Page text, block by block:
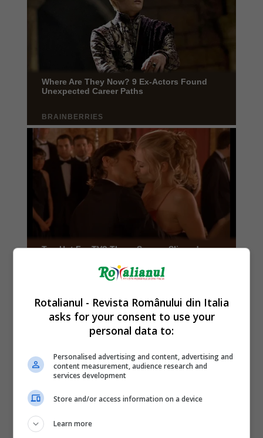
Rotalianul - Revista Românului din Italia
asks for your consent to use your
personal data to:
Personalised advertising and content, advertising and
content measurement, audience research and
services development
Store and/or access information on a device
Learn more